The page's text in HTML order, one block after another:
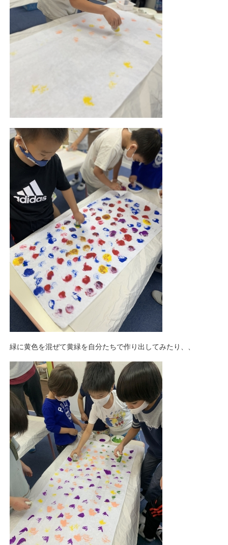
緑に黄色を混ぜて黄緑を自分たちで作り出してみたり、、